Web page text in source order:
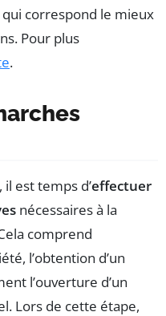
correspond le mieux
Pour plus
.
est temps d’effectuer
nécessaires à la
comprend
l’obtention d’un
l’ouverture d’un
Lors de cette étape,